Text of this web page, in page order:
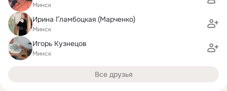
Минск
Ирина Гламбоцкая (Марченко)
Минск
Игорь Кузнецов
Минск
Все друзья